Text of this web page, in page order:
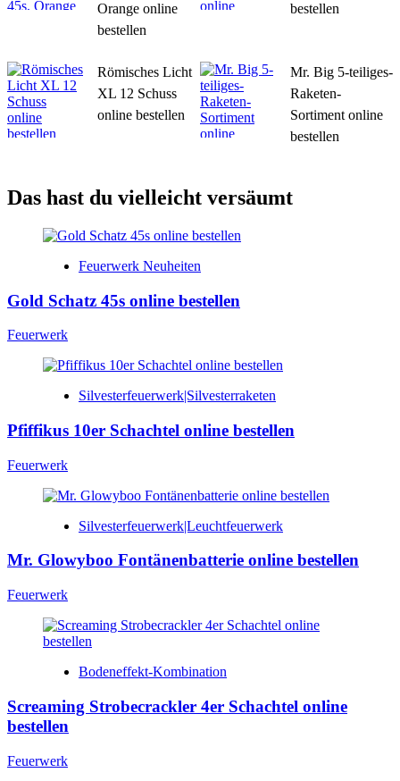
Orange online
bestellen
bestellen
Römisches Licht
XL 12 Schuss
online bestellen
Mr. Big 5-teiliges-
Raketen-
Sortiment online
bestellen
Das hast du vielleicht versäumt
Feuerwerk Neuheiten
Gold Schatz 45s online bestellen
Feuerwerk
Silvesterfeuerwerk|Silvesterraketen
Pfiffikus 10er Schachtel online bestellen
Feuerwerk
Silvesterfeuerwerk|Leuchtfeuerwerk
Mr. Glowyboo Fontänenbatterie online bestellen
Feuerwerk
Bodeneffekt-Kombination
Screaming Strobecrackler 4er Schachtel online
bestellen
Feuerwerk